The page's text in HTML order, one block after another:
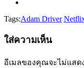
Tags:Adam Driver
ใส่ความเห็น
อีเมลของคุณจะไม่แสด